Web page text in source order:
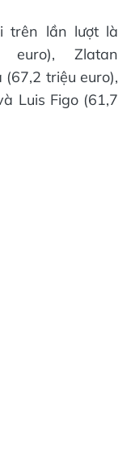
trên lần lượt là
euro), Zlatan
triệu euro),
Luis Figo (61,7